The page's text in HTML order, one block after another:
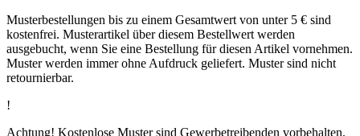
Musterbestellungen bis zu einem Gesamtwert von unter 5 € sind
kostenfrei. Musterartikel über diesem Bestellwert werden
ausgebucht, wenn Sie eine Bestellung für diesen Artikel vornehmen.
Muster werden immer ohne Aufdruck geliefert. Muster sind nicht
retournierbar.
!
Achtung! Kostenlose Muster sind Gewerbetreibenden vorbehalten.